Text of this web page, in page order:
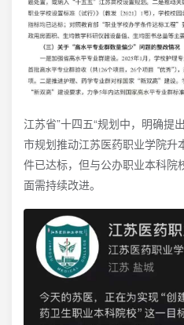
江苏省”十四五“规划中，明确提
市规划推动江苏医药职业学院升
件已达标，但与公办职业本科院
面需持续改进。